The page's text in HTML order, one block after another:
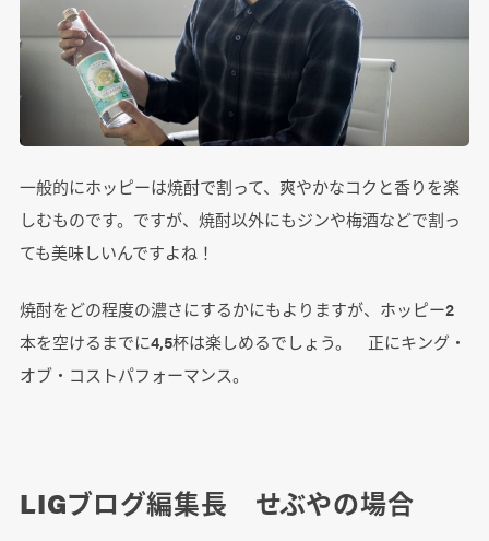
一般的にホッピーは焼酎で割って、爽やかなコクと香りを楽
しむものです。ですが、焼酎以外にもジンや梅酒などで割っ
ても美味しいんですよね！
焼酎をどの程度の濃さにするかにもよりますが、ホッピー2
本を空けるまでに4,5杯は楽しめるでしょう。 正にキング・
オブ・コストパフォーマンス。
LIGブログ編集長 せぶやの場合